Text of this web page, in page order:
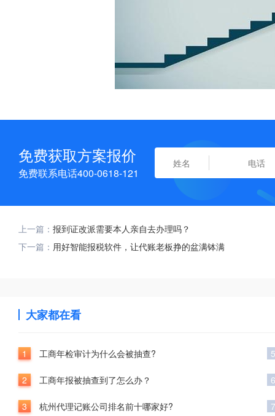
免费获取方案报价
免费联系电话400-0618-121
上一篇： 报到证改派需要本人亲自去办理吗？
下一篇： 用好智能报税软件，让代账老板挣的盆满钵满
大家都在看
1 工商年检审计为什么会被抽查?
2 工商年报被抽查到了怎么办？
3 杭州代理记账公司排名前十哪家好?
5
6
7